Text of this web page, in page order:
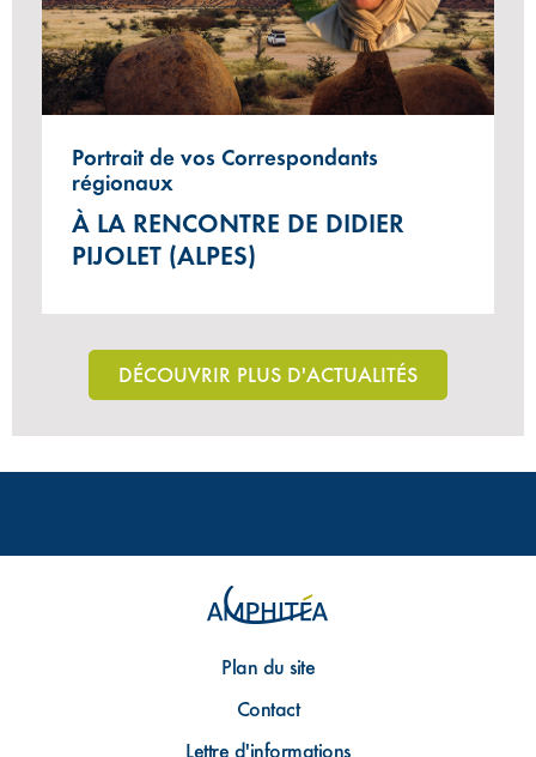
Portrait de vos Correspondants
régionaux
À LA RENCONTRE DE DIDIER
PIJOLET (ALPES)
DÉCOUVRIR PLUS D'ACTUALITÉS
Plan du site
Contact
Lettre d'informations